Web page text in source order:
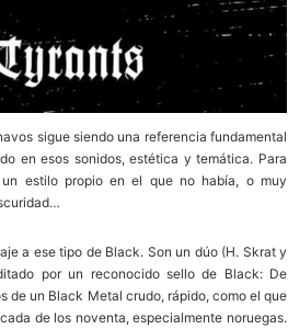
sigue siendo una referencia fundamental
en esos sonidos, estética y temática. Para
estilo propio en el que no había, o muy
a ese tipo de Black. Son un dúo (H. Skrat y
por un reconocido sello de Black: De
de un Black Metal crudo, rápido, como el que
de los noventa, especialmente noruegas.